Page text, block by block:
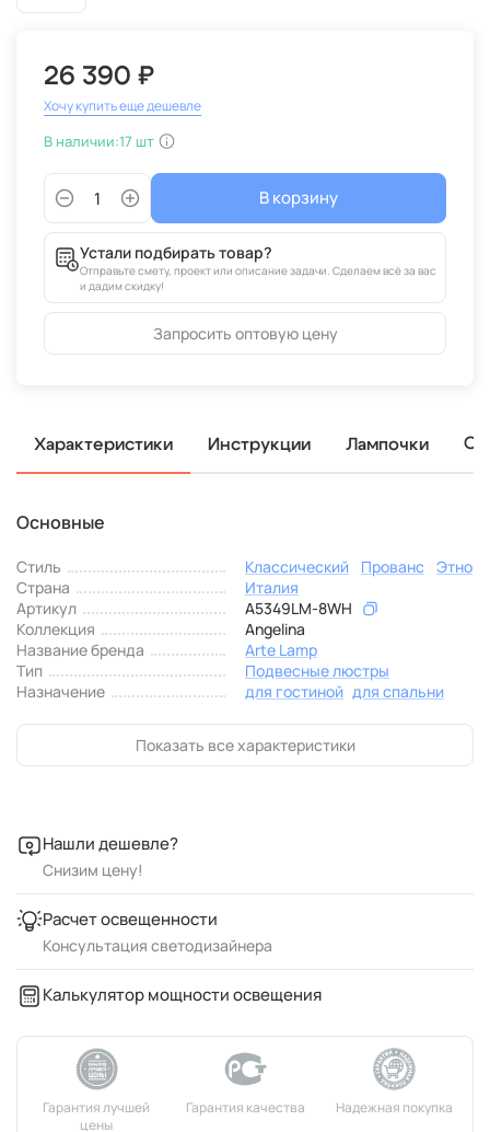
26 390 ₽
Хочу купить еще дешевле
В наличии:17 шт
В корзину
Устали подбирать товар?
Отправьте смету, проект или описание задачи. Сделаем всё за вас
и дадим скидку!
Запросить оптовую цену
Характеристики Инструкции Лампочки
Основные
Стиль Классический Прованс Этно
Страна
Италия
Артикул
A5349LM-8WH
Коллекция
Angelina
Название бренда
Arte Lamp
Тип
Подвесные люстры
Назначение
для гостиной для спальни
Показать все характеристики
Нашли дешевле?
Снизим цену!
Расчет освещенности
Консультация светодизайнера
Калькулятор мощности освещения